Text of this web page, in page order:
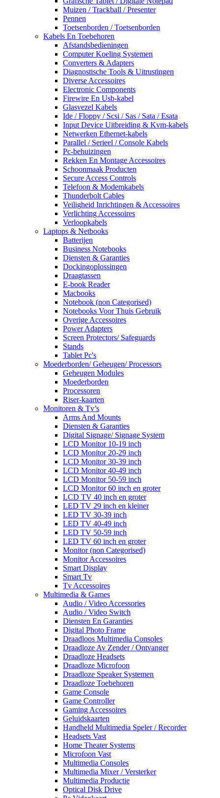
Muizen / Trackball / Presenter
Pennen
Toetsenborden / Toetsenborden
Kabels En Toebehoren
Afstandsbedieningen
Computer Koeling Systemen
Converters & Adapters
Diagnostische Tools & Uitrustingen
Diverse Accessoires
Electronic Components
Firewire En Usb-kabel
Glasvezel Kabels
Ide / Floppy / Scsi / Sas / Sata / Esata
Input Device Uitbreiding & Kvm-kabels
Netwerken Ethernet-kabels
Parallel / Serieel / Console Kabels
Pc-behuizingen
Rekken En Montage Accessoires
Schoonmaak Producten
Secure Access Controls
Telefoon & Modemkabels
Thunderbolt Cables
Veiligheid Inrichtingen & Accessoires
Verlichting Accessoires
Verloopkabels
Laptops & Netbooks
Batterijen
Business Notebooks
Diensten & Garanties
Dockingoplossingen
Draagtassen
E-book Reader
Macbooks
Notebook (non Categorised)
Notebooks Voor Thuis Gebruik
Overige Accessoires
Power Adapters
Screen Protectors/ Safeguards
Stands
Tablet Pc's
Moederborden/ Geheugen/ Processors
Geheugen Modules
Moederborden
Processoren
Riser-kaarten
Monitoren & Tv’s
Arms And Mounts
Diensten & Garanties
Digital Signage/ Signage System
LCD Monitor 10-19 inch
LCD Monitor 20-29 inch
LCD Monitor 30-39 inch
LCD Monitor 40-49 inch
LCD Monitor 50-59 inch
LCD Monitor 60 inch en groter
LCD TV 40 inch en groter
LED TV 29 inch en kleiner
LED TV 30-39 inch
LED TV 40-49 inch
LED TV 50-59 inch
LED TV 60 inch en groter
Monitor (non Categorised)
Monitor Accessoires
Smart Display
Smart Tv
Tv Accessoires
Multimedia & Games
Audio / Video Accessories
Audio / Video Switch
Diensten En Garanties
Digital Photo Frame
Draadloos Multimedia Consoles
Draadloze Av Zender / Ontvanger
Draadloze Headsets
Draadloze Microfoon
Draadloze Speaker Systemen
Draadloze Toebehoren
Game Console
Game Controller
Gaming Accessoires
Geluidskaarten
Handheld Multimedia Speler / Recorder
Headsets Vast
Home Theater Systems
Microfoon Vast
Multimedia Consoles
Multimedia Mixer / Versterker
Multimedia Productie
Optical Disk Drive